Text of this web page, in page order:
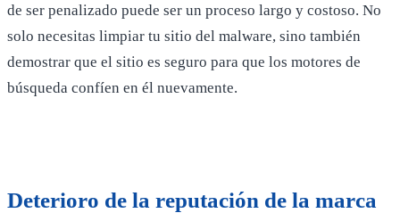
de ser penalizado puede ser un proceso largo y costoso. No
solo necesitas limpiar tu sitio del malware, sino también
demostrar que el sitio es seguro para que los motores de
búsqueda confíen en él nuevamente.
Deterioro de la reputación de la marca